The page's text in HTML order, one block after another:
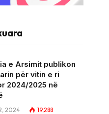
e Arsimit publikon
për vitin e ri
2024/2025 në
2024 19,288